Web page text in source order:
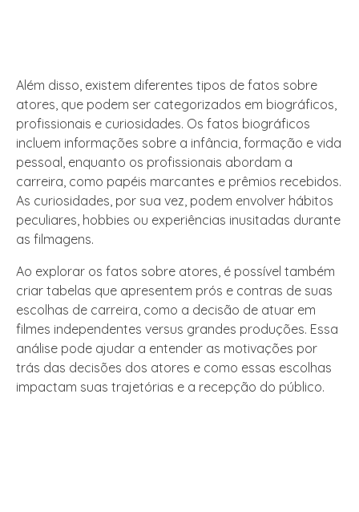
Além disso, existem diferentes tipos de fatos sobre
atores, que podem ser categorizados em biográficos,
profissionais e curiosidades. Os fatos biográficos
incluem informações sobre a infância, formação e vida
pessoal, enquanto os profissionais abordam a
carreira, como papéis marcantes e prêmios recebidos.
As curiosidades, por sua vez, podem envolver hábitos
peculiares, hobbies ou experiências inusitadas durante
as filmagens.
Ao explorar os fatos sobre atores, é possível também
criar tabelas que apresentem prós e contras de suas
escolhas de carreira, como a decisão de atuar em
filmes independentes versus grandes produções. Essa
análise pode ajudar a entender as motivações por
trás das decisões dos atores e como essas escolhas
impactam suas trajetórias e a recepção do público.